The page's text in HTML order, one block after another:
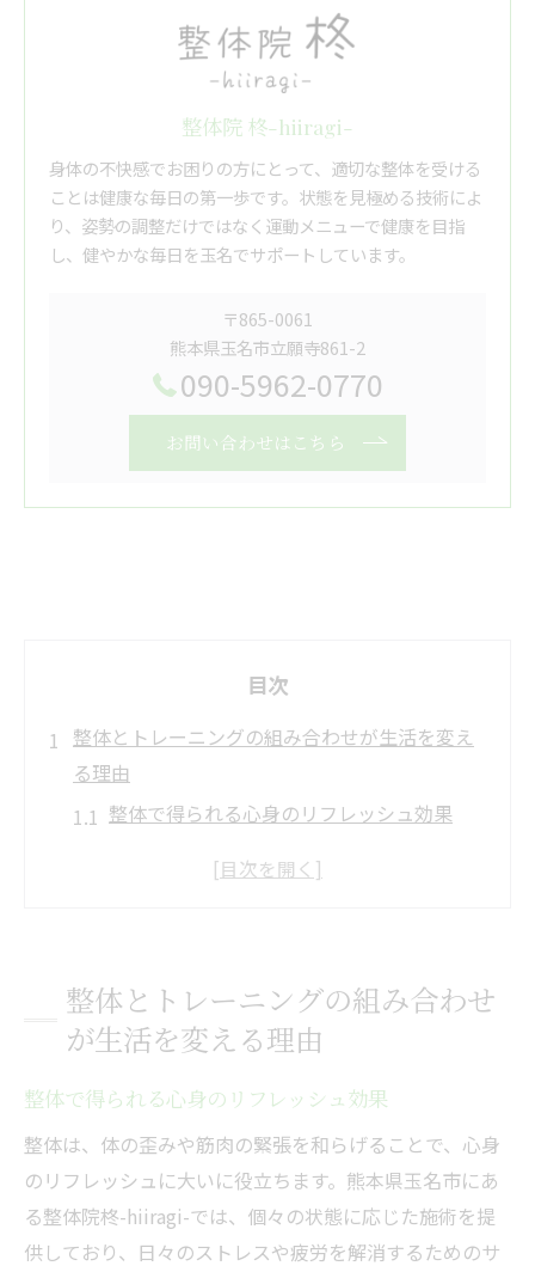
整体院 柊-hiiragi-
身体の不快感でお困りの方にとって、適切な整体を受ける
ことは健康な毎日の第一歩です。状態を見極める技術によ
り、姿勢の調整だけではなく運動メニューで健康を目指
し、健やかな毎日を玉名でサポートしています。
〒865-0061
熊本県玉名市立願寺861-2
090-5962-0770
お問い合わせはこちら
目次
整体とトレーニングの組み合わせが生活を変え
る理由
整体で得られる心身のリフレッシュ効果
トレーニングによる身体機能の向上
整体院柊-hiiragi-での取り組み
熊本県玉名市で整体を活用した健康的な身体づ
くりの方法
健康的な生活をサポートする整体の役割
玉名市での利用者の声
日常の中に取り入れる整体の重要性
身体のバランスを整えるために必要なこと
整体とトレーニングの組み合わせ
が生活を変える理由
整体で得られる心身のリフレッシュ効果
整体は、体の歪みや筋肉の緊張を和らげることで、心身
のリフレッシュに大いに役立ちます。熊本県玉名市にあ
る整体院柊-hiiragi-では、個々の状態に応じた施術を提
供しており、日々のストレスや疲労を解消するためのサ